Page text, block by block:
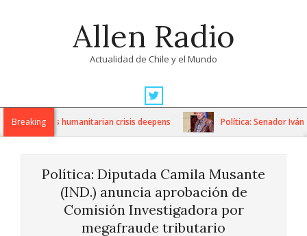
Allen Radio
Actualidad de Chile y el Mundo
Navigation
MenuBreakingas humanitarian crisis deepens Política: Senador Iván
Política: Diputada Camila Musante
(IND.) anuncia aprobación de
Comisión Investigadora por
megafraude tributario